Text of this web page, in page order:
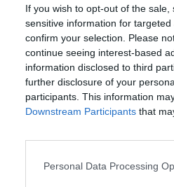
If you wish to opt-out of the
sensitive information for
confirm your selection. Please
continue seeing interest-based
information disclosed to third
further disclosure of your
participants. This information
Downstream Participants that
Personal Data Processing